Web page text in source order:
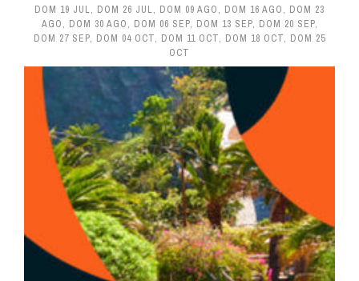
DOM 19 JUL, DOM 26 JUL, DOM 09 AGO, DOM 16 AGO, DOM 23
AGO, DOM 30 AGO, DOM 06 SEP, DOM 13 SEP, DOM 20 SEP,
DOM 27 SEP, DOM 04 OCT, DOM 11 OCT, DOM 18 OCT, DOM 25
OCT